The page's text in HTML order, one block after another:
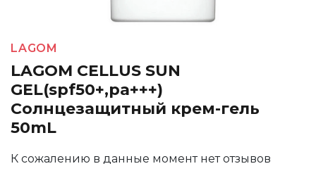
LAGOM
LAGOM CELLUS SUN
GEL(spf50+,pa+++)
Солнцезащитный крем-гель
50mL
К сожалению в данные момент нет отзывов